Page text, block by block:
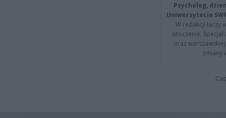
Psycholog,
Uniwersytecie
W redakcji łączy
otoczenie.
oraz
zmiany